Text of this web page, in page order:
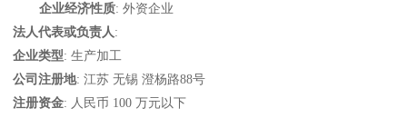
企业经济性质: 外资企业
法人代表或负责人:
企业类型: 生产加工
公司注册地: 江苏 无锡 澄杨路88号
注册资金: 人民币 100 万元以下